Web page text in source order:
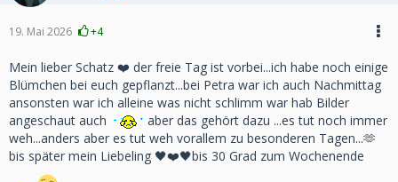
19. Mai 2026 +4
Mein lieber Schatz ❤️ der freie Tag ist vorbei...ich habe noch einige
Blümchen bei euch gepflanzt...bei Petra war ich auch Nachmittag
ansonsten war ich alleine was nicht schlimm war hab Bilder
angeschaut auch
aber das gehört dazu ...es tut noch immer
weh...anders aber es tut weh vorallem zu besonderen Tagen...🫶
bis später mein Liebeling 🖤❤️🖤bis 30 Grad zum Wochenende